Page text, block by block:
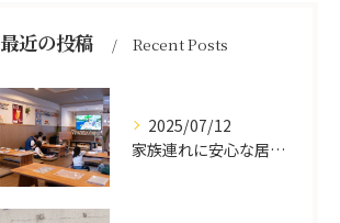
最近の投稿 Recent Posts
2025/07/12
家族連れに安心な居酒屋体験